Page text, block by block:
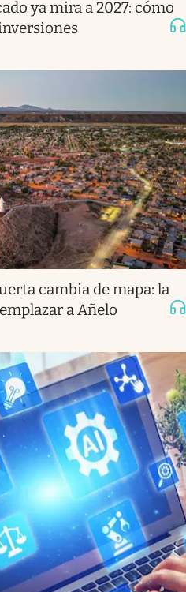
ya mira a 2027: cómo
cambia de mapa: la
a Añelo